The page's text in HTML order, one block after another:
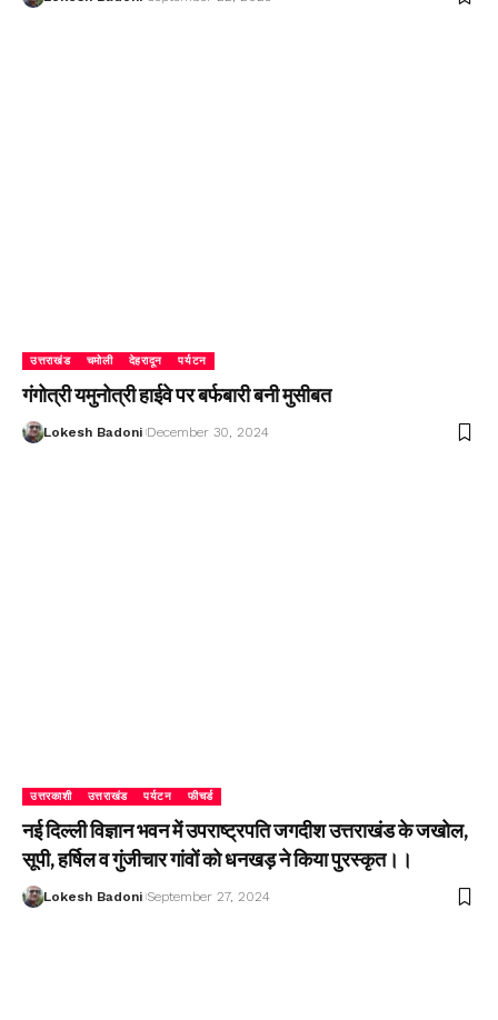
उत्तराखंड चमोली देहरादून पर्यटन
गंगोत्री यमुनोत्री हाईवे पर बर्फबारी बनी मुसीबत
Lokesh Badoni December 30, 2024
उत्तरकाशी उत्तराखंड पर्यटन फीचर्ड
नई दिल्ली विज्ञान भवन में उपराष्ट्रपति जगदीश उत्तराखंड के जखोल,
सूपी, हर्षिल व गुंजीचार गांवों को धनखड़ ने किया पुरस्कृत।।
Lokesh Badoni September 27, 2024